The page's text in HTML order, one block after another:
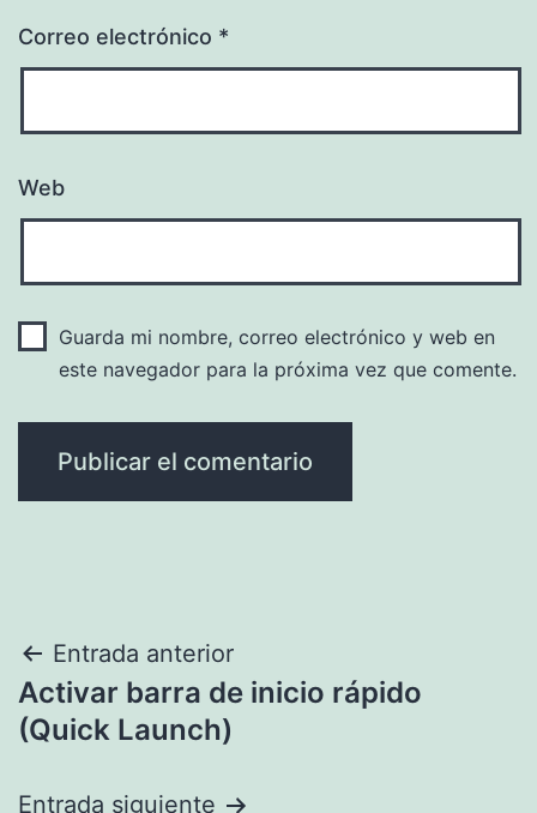
Correo electrónico *
Web
Guarda mi nombre, correo electrónico y web en
este navegador para la próxima vez que comente.
Navegación
de
Entrada anterior
Activar barra de inicio rápido
(Quick Launch)
Entrada siguiente